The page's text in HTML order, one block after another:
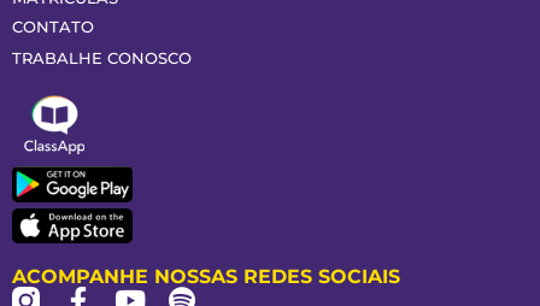
CONTATO
TRABALHE CONOSCO
ACOMPANHE NOSSAS REDES SOCIAIS